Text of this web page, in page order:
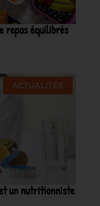
repas équilibrés
ACTUALITÉS
un nutritionniste